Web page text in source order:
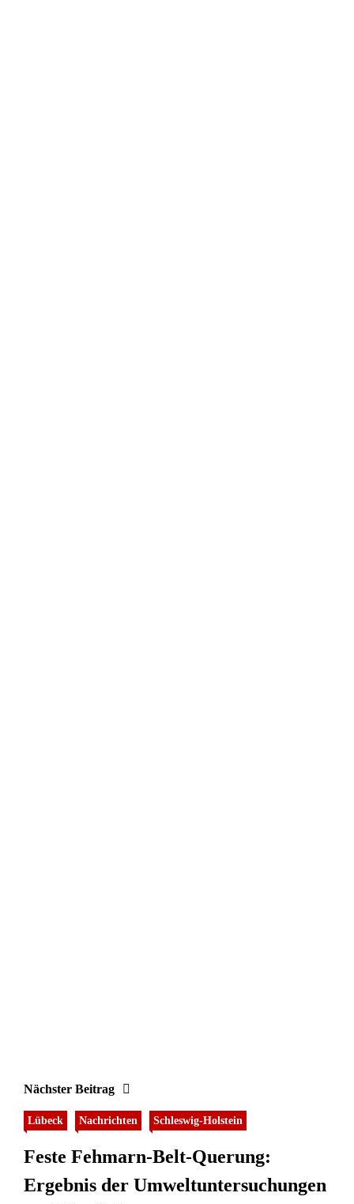
Nächster Beitrag
Lübeck Nachrichten Schleswig-Holstein
Feste Fehmarn-Belt-Querung:
Ergebnis der Umweltuntersuchungen